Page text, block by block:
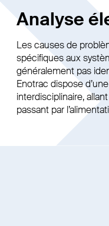
Analyse
Les causes de
spécifiques aux
généralement pas
Enotrac dispose
interdisciplinaire,
passant par